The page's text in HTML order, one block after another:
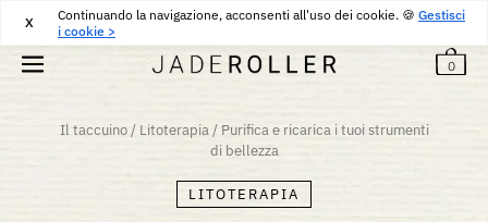
Continuando la navigazione, acconsenti all'uso dei cookie. 🍪 Gestisci
i cookie >
X 30 €
RESI GRATUITI PER 30 GIORNI
0
Il taccuino/ Litoterapia/ Purifica e ricarica i tuoi strumenti
di bellezza
LITOTERAPIA